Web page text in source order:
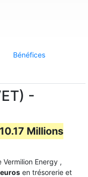
Bénéfices
-
10.17 Millions
Energy ,
en trésorerie et